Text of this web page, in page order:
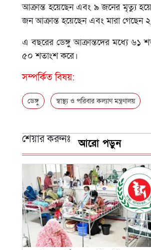
আক্রান্ত হয়েছেন এবং ৯ জনের মৃত্যু
জন আক্রান্ত হয়েছেন এবং মারা গেছেন
এ বছরের ডেঙ্গু আক্রান্তদের মধ্যে ৬১
৫০ শতাংশ করে।
সম্পর্কিত বিষয়:
ডেঙ্গু স্বাস্থ্য ও পরিবার কল্যাণ মন্ত্রণালয়
শেয়ার করুনঃ আরো পড়ুন